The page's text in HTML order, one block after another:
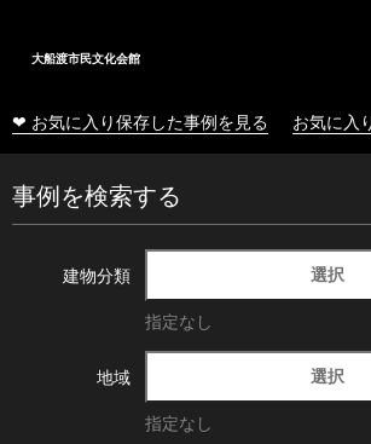
大船渡市民文化会館
❤ お気に入り保存した事例を見る お気に入
事例を検索する
建物分類 選択
指定なし
地域 選択
指定なし